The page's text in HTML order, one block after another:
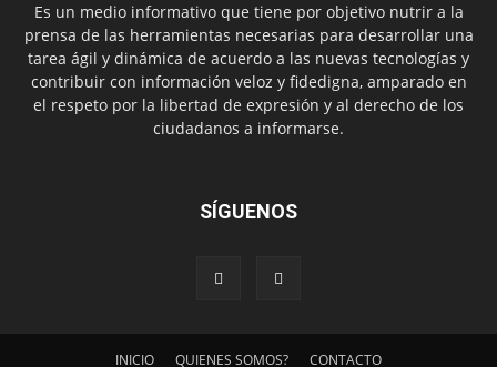
Es un medio informativo que tiene por objetivo nutrir a la
prensa de las herramientas necesarias para desarrollar una
tarea ágil y dinámica de acuerdo a las nuevas tecnologías y
contribuir con información veloz y fidedigna, amparado en
el respeto por la libertad de expresión y al derecho de los
ciudadanos a informarse.
SÍGUENOS
INICIO QUIENES SOMOS? CONTACTO